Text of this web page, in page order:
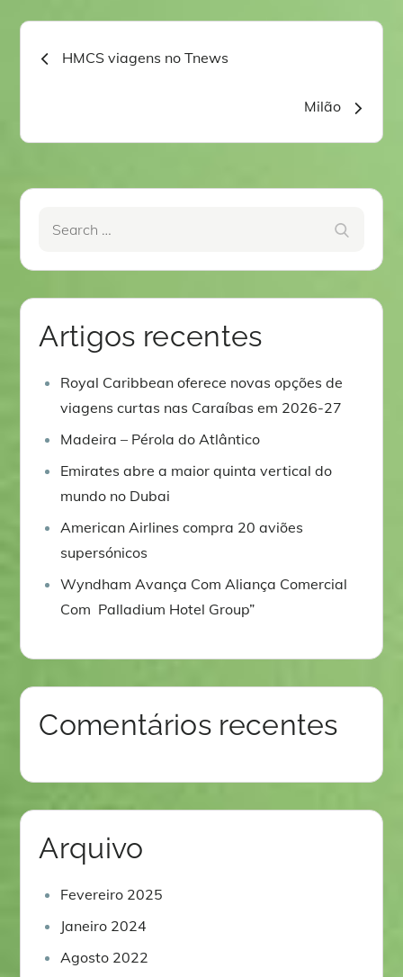
Navegação
artigos
HMCS viagens no Tnews
Milão
Artigos recentes
Royal Caribbean oferece novas opções de
viagens curtas nas Caraíbas em 2026-27
Madeira – Pérola do Atlântico
Emirates abre a maior quinta vertical do
mundo no Dubai
American Airlines compra 20 aviões
supersónicos
Wyndham Avança Com Aliança Comercial
Com Palladium Hotel Group”
Comentários recentes
Arquivo
Fevereiro 2025
Janeiro 2024
Agosto 2022